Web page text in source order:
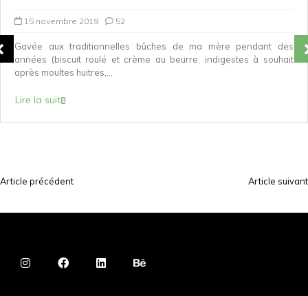
15 novembre 2019 52
Gavée aux traditionnelles bûches de ma mère pendant des
années (biscuit roulé et crème au beurre, indigestes à souhait
après moultes huitres,...
Lire la suite
N
Article précédent Article suivant